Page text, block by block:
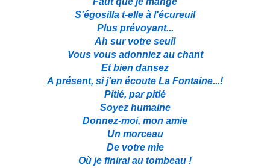
S'égosilla t-elle à l'écureuil
Plus prévoyant...
Ah sur votre seuil
Vous vous adonniez au chant
Et bien dansez
A présent, si j'en écoute La Fontaine...!
Pitié, par pitié
Soyez humaine
Donnez-moi, mon amie
Un morceau
De votre mie
Où je finirai au tombeau !